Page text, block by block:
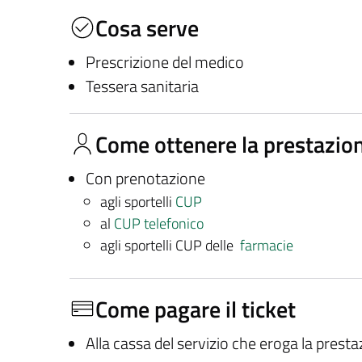
Cosa serve
Prescrizione del medico
Tessera sanitaria
Come ottenere la
Con prenotazione
agli sportelli CUP
al CUP telefonico
agli sportelli CUP delle farmacie
Come pagare il ticket
Alla cassa del servizio che eroga la